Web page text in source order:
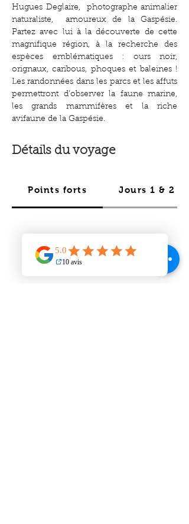
Hugues Deglaire, photographe animalier
naturaliste, amoureux de la Gaspésie.
Partez avec lui à la découverte de cette
magnifique région, à la recherche des
espèces emblématiques : ours noir,
orignaux, caribous, phoques et baleines !
Les randonnées dans les parcs et les affuts
permettront d’observer la faune marine,
les grands mammifères et la riche
avifaune de la Gaspésie.
Détails du voyage
Points forts Jours 1 & 2